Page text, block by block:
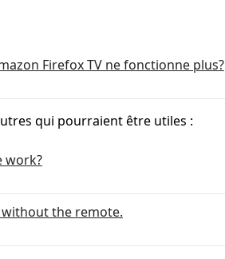
Firefox TV ne fonctionne plus?
qui pourraient être utiles :
work?
without the remote.